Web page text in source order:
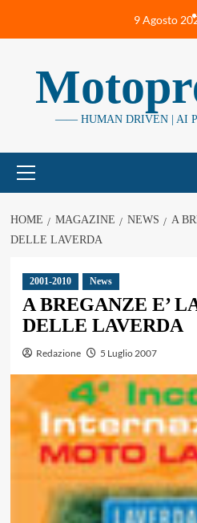
9 Agosto
—— HUMAN DRIVEN | AI
principale
HOME MAGAZINE NEWS
A
DELLE LAVERDA
2001-2010 News
A BREGANZE E’
DELLE LAVERDA
Redazione 5 Luglio 2007